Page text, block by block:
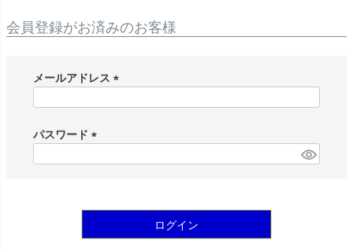
会員登録がお済みのお客様
メールアドレス
)
パスワード
ログイン